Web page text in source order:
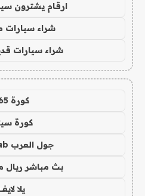
ارقام يشترون
شراء
شراء سيارات
كورة 365
كورة
جول العرب goalarab
بث مباشر ريال
يلا